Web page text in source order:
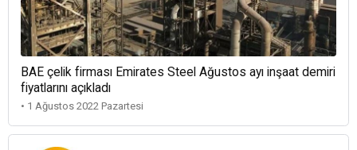
BAE çelik firması Emirates Steel Ağustos ayı inşaat demiri
fiyatlarını açıkladı
• 1 Ağustos 2022 Pazartesi